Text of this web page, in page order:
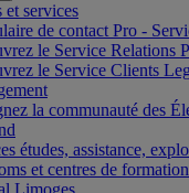
et services
de contact Pro -
le Service Relations
le Service Clients
la communauté des
études, assistance,
et centres de formation
Limoges